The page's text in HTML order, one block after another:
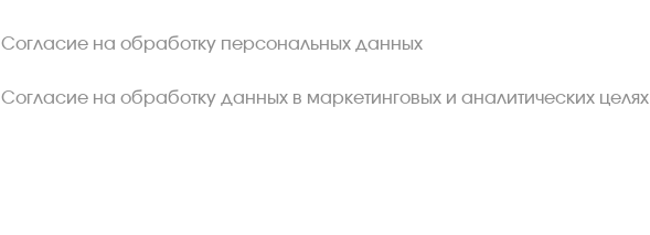
Согласие на обработку персональных данных
Согласие на обработку данных в маркетинговых и аналитических целях